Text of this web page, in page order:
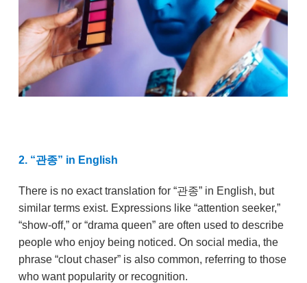
2. “관종” in English
There is no exact translation for “관종” in English, but
similar terms exist. Expressions like “attention seeker,”
“show-off,” or “drama queen” are often used to describe
people who enjoy being noticed. On social media, the
phrase “clout chaser” is also common, referring to those
who want popularity or recognition.